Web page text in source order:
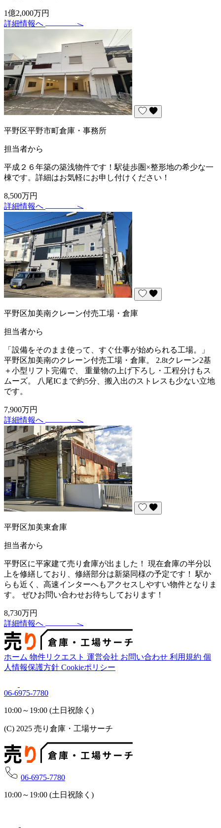
1億2,000万円
詳細情報へ
平野区平野市町倉庫・事務所
担当者から
平成２６年築の築浅物件です！駅徒歩圏×整形地の希少な一
棟です。詳細はお気軽にお申し付けください！
8,500万円
詳細情報へ
平野区加美南クレーン付売工場・倉庫
担当者から
「設備をそのまま使って、すぐ仕事が始められる工場。」
平野区加美南のクレーン付売工場・倉庫。 2.8tクレーン2基
＋小型リフト完備で、 重量物の上げ下ろし・工程分けもス
ムーズ。 八尾ICまで約5分、搬入出のストレスも少ない立地
です。
7,900万円
詳細情報へ
平野区加美東倉庫
担当者から
平野区に平家建て売り倉庫が出ました！ 現在倉庫の半分以
上を修繕しており、修繕部分は新築同様の予定です！ 駅か
らも近く、高速インターへもアクセスしやすい物件となりま
す。 ぜひお問い合わせお待ちしております！
8,730万円
詳細情報へ
ホーム 物件リクエスト 運営会社 お問い合わせ 利用規約 個
人情報保護方針 Cookieポリシー
06-6975-7780
10:00～19:00 (土日祝除く)
(C) 2025 売り倉庫・工場サーチ
06-6975-7780
10:00～19:00 (土日祝除く)